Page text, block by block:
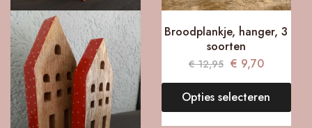
Broodplankje, hanger, 3
soorten
€12,95 € 9,70
Opties selecteren